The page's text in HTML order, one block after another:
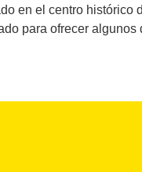
en el centro
para ofrecer